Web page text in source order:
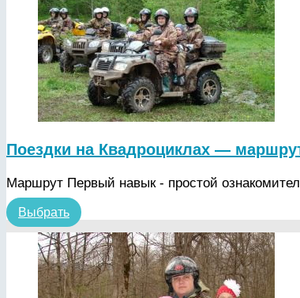
Поездки на Квадроциклах —
Маршрут Первый навык - простой
Выбрать